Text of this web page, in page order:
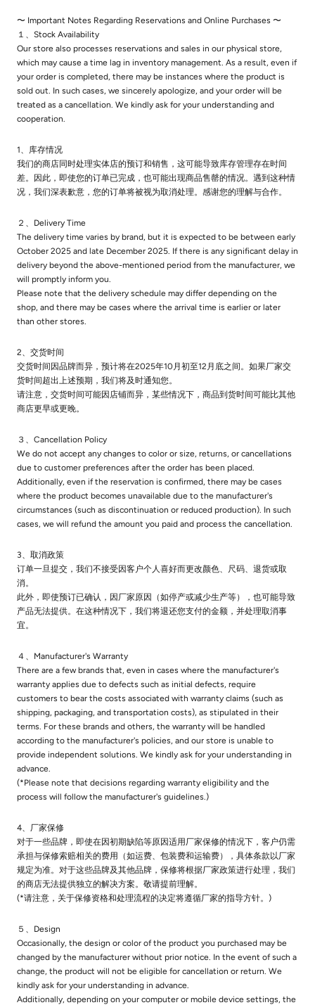
〜 Important Notes Regarding Reservations and Online Purchases 〜
１、Stock Availability
Our store also processes reservations and sales in our physical store,
which may cause a time lag in inventory management. As a result, even if
your order is completed, there may be instances where the product is
sold out. In such cases, we sincerely apologize, and your order will be
treated as a cancellation. We kindly ask for your understanding and
cooperation.
1、库存情况
我们的商店同时处理实体店的预订和销售，这可能导致库存管理存在时间
差。因此，即使您的订单已完成，也可能出现商品售罄的情况。遇到这种情
况，我们深表歉意，您的订单将被视为取消处理。感谢您的理解与合作。
２、Delivery Time
The delivery time varies by brand, but it is expected to be between early
October 2025 and late December 2025. If there is any significant delay in
delivery beyond the above-mentioned period from the manufacturer, we
will promptly inform you.
Please note that the delivery schedule may differ depending on the
shop, and there may be cases where the arrival time is earlier or later
than other stores.
2、交货时间
交货时间因品牌而异，预计将在2025年10月初至12月底之间。如果厂家交
货时间超出上述预期，我们将及时通知您。
请注意，交货时间可能因店铺而异，某些情况下，商品到货时间可能比其他
商店更早或更晚。
３、Cancellation Policy
We do not accept any changes to color or size, returns, or cancellations
due to customer preferences after the order has been placed.
Additionally, even if the reservation is confirmed, there may be cases
where the product becomes unavailable due to the manufacturer's
circumstances (such as discontinuation or reduced production). In such
cases, we will refund the amount you paid and process the cancellation.
3、取消政策
订单一旦提交，我们不接受因客户个人喜好而更改颜色、尺码、退货或取
消。
此外，即使预订已确认，因厂家原因（如停产或减少生产等），也可能导致
产品无法提供。在这种情况下，我们将退还您支付的金额，并处理取消事
宜。
４、Manufacturer's Warranty
There are a few brands that, even in cases where the manufacturer's
warranty applies due to defects such as initial defects, require
customers to bear the costs associated with warranty claims (such as
shipping, packaging, and transportation costs), as stipulated in their
terms. For these brands and others, the warranty will be handled
according to the manufacturer's policies, and our store is unable to
provide independent solutions. We kindly ask for your understanding in
advance.
(*Please note that decisions regarding warranty eligibility and the
process will follow the manufacturer's guidelines.)
4、厂家保修
对于一些品牌，即使在因初期缺陷等原因适用厂家保修的情况下，客户仍需
承担与保修索赔相关的费用（如运费、包装费和运输费），具体条款以厂家
规定为准。对于这些品牌及其他品牌，保修将根据厂家政策进行处理，我们
的商店无法提供独立的解决方案。敬请提前理解。
(*请注意，关于保修资格和处理流程的决定将遵循厂家的指导方针。)
５、Design
Occasionally, the design or color of the product you purchased may be
changed by the manufacturer without prior notice. In the event of such a
change, the product will not be eligible for cancellation or return. We
kindly ask for your understanding in advance.
Additionally, depending on your computer or mobile device settings, the